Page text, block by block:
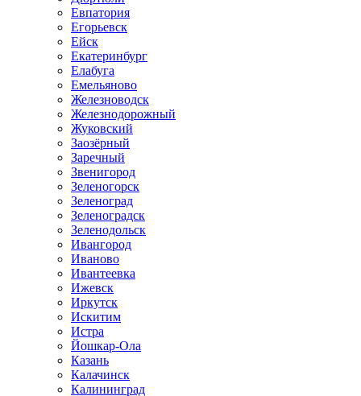
Евпатория
Егорьевск
Ейск
Екатеринбург
Елабуга
Емельяново
Железноводск
Железнодорожный
Жуковский
Заозёрный
Заречный
Звенигород
Зеленогорск
Зеленоград
Зеленоградск
Зеленодольск
Ивангород
Иваново
Ивантеевка
Ижевск
Иркутск
Искитим
Истра
Йошкар-Ола
Казань
Калачинск
Калининград